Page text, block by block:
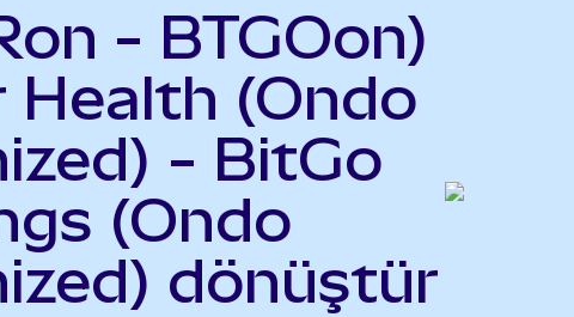
- BTGOon)
Health (Ondo
- BitGo
(Ondo
dönüştür